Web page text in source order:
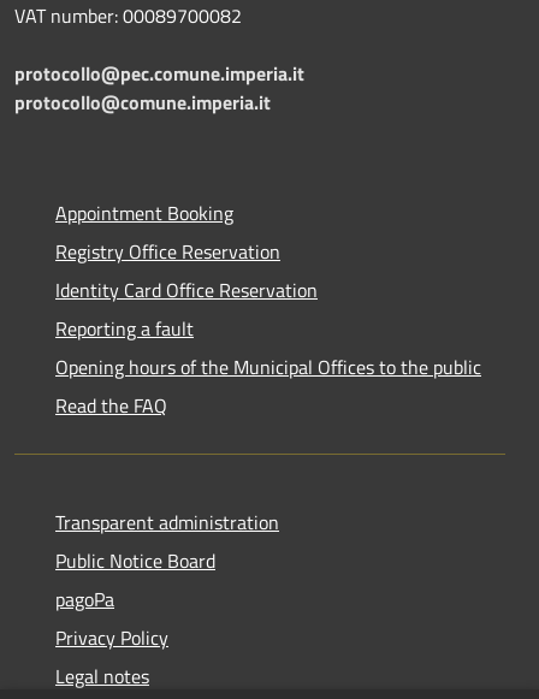
VAT number: 00089700082
protocollo@pec.comune.imperia.it
protocollo@comune.imperia.it
Appointment Booking
Registry Office Reservation
Identity Card Office Reservation
Reporting a fault
Opening hours of the Municipal Offices to the public
Read the FAQ
Transparent administration
Public Notice Board
pagoPa
Privacy Policy
Legal notes